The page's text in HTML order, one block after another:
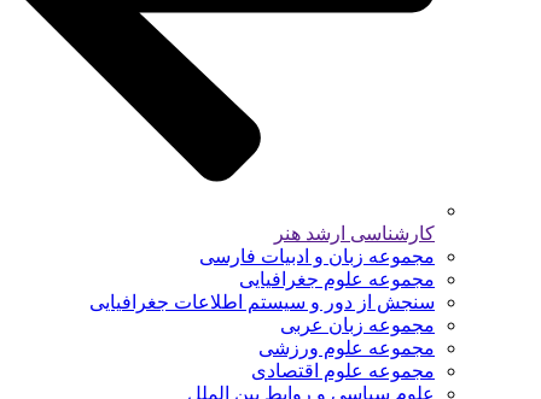
کارشناسی ارشد هنر
مجموعه زبان و ادبیات فارسی
مجموعه علوم جغرافیایی
سنجش از دور و سیستم اطلاعات جغرافیایی
مجموعه زبان عربی
مجموعه علوم ورزشی
مجموعه علوم اقتصادی
علوم سیاسی و روابط بین الملل